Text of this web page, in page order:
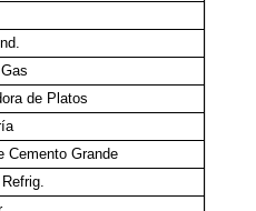
de Platos
Cemento Grande